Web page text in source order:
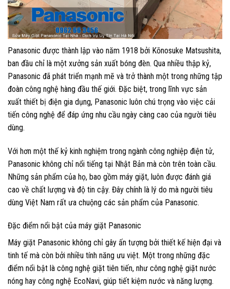
Panasonic được thành lập vào năm 1918 bởi Kōnosuke Matsushita,
ban đầu chỉ là một xưởng sản xuất bóng đèn. Qua nhiều thập kỷ,
Panasonic đã phát triển mạnh mẽ và trở thành một trong những tập
đoàn công nghệ hàng đầu thế giới. Đặc biệt, trong lĩnh vực sản
xuất thiết bị điện gia dụng, Panasonic luôn chú trọng vào việc cải
tiến công nghệ để đáp ứng nhu cầu ngày càng cao của người tiêu
dùng.
Với hơn một thế kỷ kinh nghiệm trong ngành công nghiệp điện tử,
Panasonic không chỉ nổi tiếng tại Nhật Bản mà còn trên toàn cầu.
Những sản phẩm của họ, bao gồm máy giặt, luôn được đánh giá
cao về chất lượng và độ tin cậy. Đây chính là lý do mà người tiêu
dùng Việt Nam rất ưa chuộng các sản phẩm của Panasonic.
Đặc điểm nổi bật của máy giặt Panasonic
Máy giặt Panasonic không chỉ gây ấn tượng bởi thiết kế hiện đại và
tinh tế mà còn bởi nhiều tính năng ưu việt. Một trong những đặc
điểm nổi bật là công nghệ giặt tiên tiến, như công nghệ giặt nước
nóng hay công nghệ EcoNavi, giúp tiết kiệm nước và năng lượng.